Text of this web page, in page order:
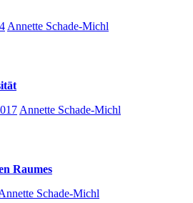
Annette Schade-Michl
Annette Schade-Michl
Raumes
Schade-Michl